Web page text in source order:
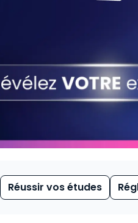
Réussir vos études